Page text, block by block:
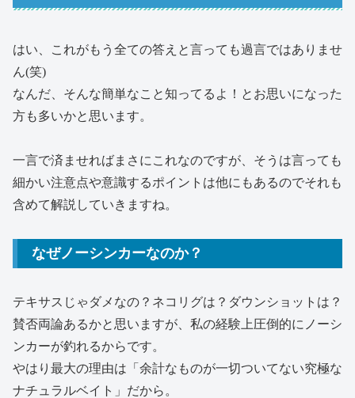
はい、これがもう全ての答えと言っても過言ではありませ
ん(笑)
なんだ、そんな簡単なこと知ってるよ！とお思いになった
方も多いかと思います。
一言で済ませればまさにこれなのですが、そうは言っても
細かい注意点や意識するポイントは他にもあるのでそれも
含めて解説していきますね。
なぜノーシンカーなのか？
テキサスじゃダメなの？ネコリグは？ダウンショットは？
賛否両論あるかと思いますが、私の経験上圧倒的にノーシ
ンカーが釣れるからです。
やはり最大の理由は「余計なものが一切ついてない究極な
ナチュラルベイト」だから。